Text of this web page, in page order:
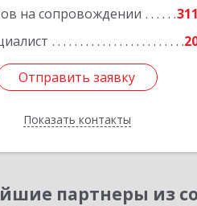
на сопровождении
311
Отправить заявку
Показать контакты
Отправить заявку
Назад
партнеры из